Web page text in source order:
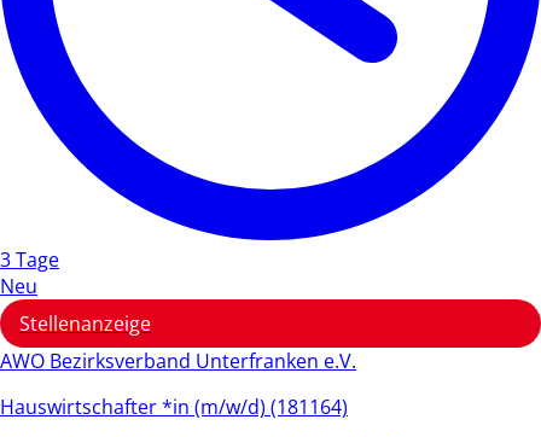
3 Tage
Neu
Stellenanzeige
AWO Bezirksverband Unterfranken e.V.
Hauswirtschafter *in (m/w/d) (181164)